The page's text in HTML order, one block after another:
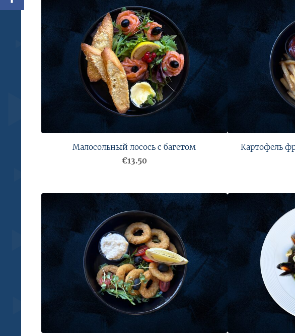
Малосольный лосось с багетом
€13.50
Картофель